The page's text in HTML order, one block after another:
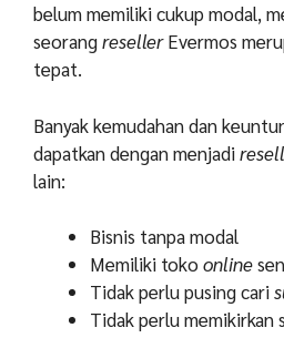
belum memiliki cukup modal,
seorangresellerEvermos
tepat.
Banyak kemudahan dan
dapatkan dengan menjadi
lain:
Bisnis tanpa modal
Memiliki tokoonline
Tidak perlu pusing cari
Tidak perlu memikirkan